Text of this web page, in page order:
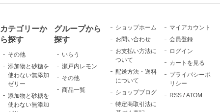
カテゴリーか
ら探す
その他
添加物と砂糖を
使わない無添加
ゼリー
添加物と砂糖を
使わない無添加
グループから
探す
いらう
瀬戸内レモン
その他
商品一覧
ショップホーム
お問い合わせ
お支払い方法に
ついて
配送方法・送料
について
ショップブログ
特定商取引法に
マイアカウント
会員登録
ログイン
カートを見る
プライバシーポ
リシー
RSS /ATOM